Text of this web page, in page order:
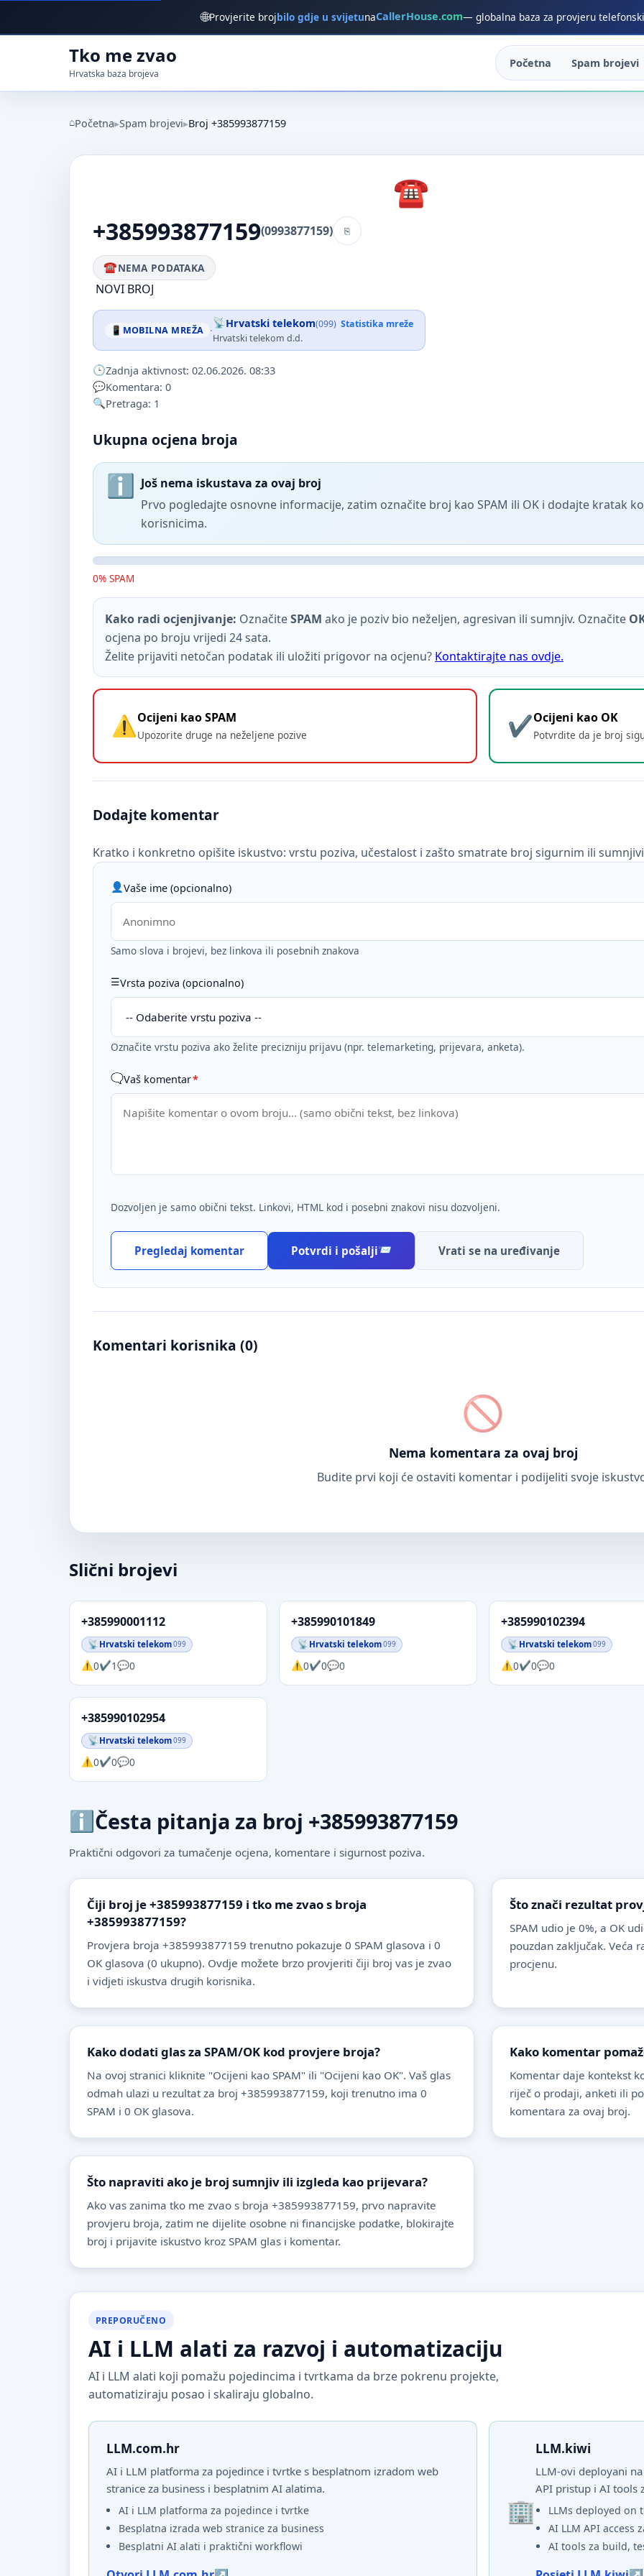
🌐Provjerite brojbilo gdje u svijetunaCallerHouse.com— globalna baza za provjeru
Tko me zvao
Hrvatska baza brojeva
Početna Spam brojevi
Početna Spam brojevi Broj +385993877159
+385993877159(0993877159)
NEMA PODATAKA
NOVI BROJ
MOBILNA MREŽA · Hrvatski telekom(099) Statistika mreže
Hrvatski telekom d.d.
Zadnja aktivnost: 02.06.2026. 08:33
Komentara: 0
Pretraga: 1
Ukupna ocjena broja
Još nema iskustava za ovaj broj
Prvo pogledajte osnovne informacije, zatim označite broj kao SPAM ili OK i dodajte kratak
korisnicima.
0% SPAM
Kako radi ocjenjivanje: OznačiteSPAM ako je poziv bio neželjen, agresivan ili sumnjiv. Označite
ocjena po broju vrijedi 24 sata.
Želite prijaviti netočan podatak ili uložiti prigovor na ocjenu? Kontaktirajte nas ovdje.
Ocijeni kao SPAM
Upozorite druge na neželjene pozive
Ocijeni kao OK
Potvrdite da je broj
Dodajte komentar
Kratko i konkretno opišite iskustvo: vrstu poziva, učestalost i zašto smatrate broj sigurnim ili
Vaše ime (opcionalno)
Samo slova i brojevi, bez linkova ili posebnih znakova
Vrsta poziva (opcionalno)
Označite vrstu poziva ako želite precizniju prijavu (npr. telemarketing, prijevara, anketa).
Vaš komentar*
Dozvoljen je samo obični tekst. Linkovi, HTML kod i posebni znakovi nisu dozvoljeni.
Pregledaj komentar Potvrdi i pošalji Vrati se na uređivanje
Komentari korisnika (0)
Nema komentara za ovaj broj
Budite prvi koji će ostaviti komentar i podijeliti svoje
Slični brojevi
+385990001112
Hrvatski telekom099
0 1 0
+385990101849
Hrvatski telekom099
0 0 0
+385990102394
Hrvatski telekom099
0 0 0
+385990102954
Hrvatski telekom099
0 0 0
Česta pitanja za broj +385993877159
Praktični odgovori za tumačenje ocjena, komentare i sigurnost poziva.
Čiji broj je +385993877159 i tko me zvao s broja
+385993877159?
Provjera broja +385993877159 trenutno pokazuje 0 SPAM glasova i 0
OK glasova (0 ukupno). Ovdje možete brzo provjeriti čiji broj vas je zvao
i vidjeti iskustva drugih korisnika.
Što znači rezultat
SPAM udio je 0%, a OK
pouzdan zaključak. Veća
procjenu.
Kako dodati glas za SPAM/OK kod provjere broja?
Na ovoj stranici kliknite "Ocijeni kao SPAM" ili "Ocijeni kao OK". Vaš glas
odmah ulazi u rezultat za broj +385993877159, koji trenutno ima 0
SPAM i 0 OK glasova.
Kako komentar
Komentar daje kontekst
riječ o prodaji, anketi ili
komentara za ovaj broj.
Što napraviti ako je broj sumnjiv ili izgleda kao prijevara?
Ako vas zanima tko me zvao s broja +385993877159, prvo napravite
provjeru broja, zatim ne dijelite osobne ni financijske podatke, blokirajte
broj i prijavite iskustvo kroz SPAM glas i komentar.
PREPORUČENO
AI i LLM alati za razvoj i automatizaciju
AI i LLM alati koji pomažu pojedincima i tvrtkama da brze pokrenu projekte,
automatiziraju posao i skaliraju globalno.
LLM.com.hr
AI i LLM platforma za pojedince i tvrtke s besplatnom izradom web
stranice za business i besplatnim AI alatima.
AI i LLM platforma za pojedince i tvrtke
Besplatna izrada web stranice za business
Besplatni AI alati i praktični workflowi
LLM.kiwi
LLM-ovi deployani
API pristup i AI tools
LLMs deployed on
AI LLM API access
AI tools za build,